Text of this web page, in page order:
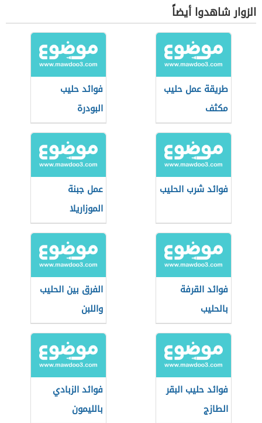
الزوار شاهدوا أيضاً
طريقة عمل حليب
مكثف
فوائد حليب
البودرة
فوائد شرب الحليب
عمل جبنة
الموزاريلا
فوائد القرفة
بالحليب
الفرق بين الحليب
واللبن
فوائد حليب البقر
الطازج
فوائد الزبادي
بالليمون